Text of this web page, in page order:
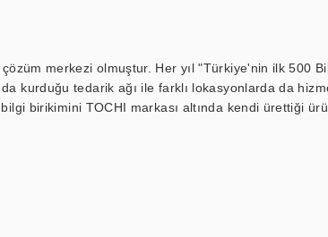
merkezi olmuştur. Her yıl "Türkiye'nin ilk 500
kurduğu tedarik ağı ile farklı lokasyonlarda da
birikimini TOCHI markası altında kendi ürettiği